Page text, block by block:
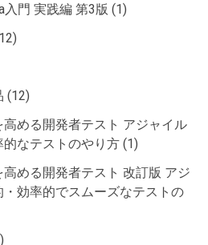
門 実践編 第3版 (1)
(12)
める開発者テスト アジャイル
なテストのやり方 (1)
める開発者テスト 改訂版 アジ
効率的でスムーズなテストの